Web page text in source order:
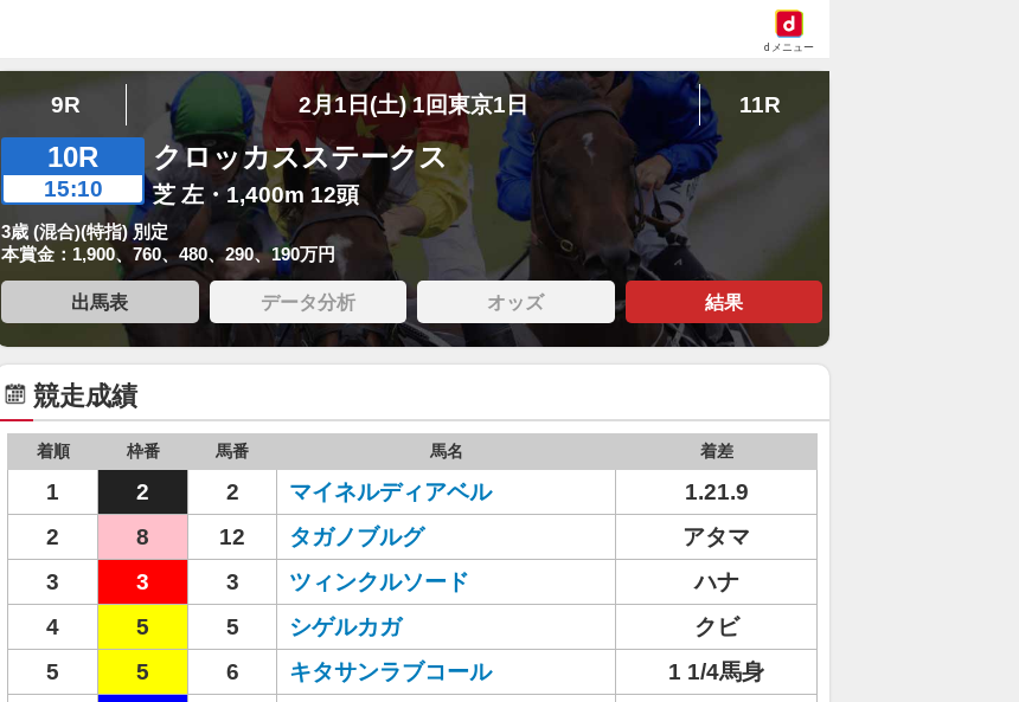
dメニュー
9R 2月1日(土) 1回東京1日 11R
10R
15:10
クロッカスステークス
芝 左・1,400m 12頭
3歳 (混合)(特指) 別定
本賞金：1,900、760、480、290、190万円
出馬表 データ分析 オッズ 結果
競走成績
着順 枠番 馬番 馬名 着差
1 2 2 マイネルディアベル
1.21.9
2
8 12 タガノブルグ
アタマ
3
3 3 ツィンクルソード
ハナ
4
5 5 シゲルカガ
クビ
5
5 6 キタサンラブコール
1 1/4馬身